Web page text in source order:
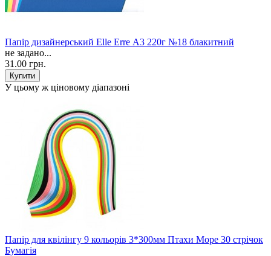
Папір дизайнерський Elle Erre А3 220г №18 блакитний
не задано...
31.00 грн.
У цьому ж ціновому діапазоні
Папір для квілінгу 9 кольорів 3*300мм Птахи Море 30 стрічок
Бумагія